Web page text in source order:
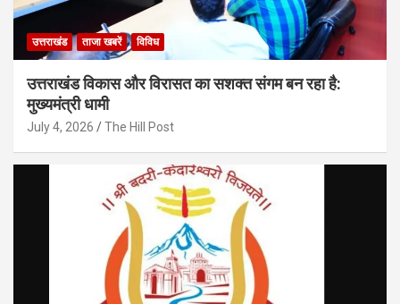
उत्तराखंड ताजा खबरें विविध
उत्तराखंड विकास और विरासत का सशक्त संगम बन रहा है:
मुख्यमंत्री धामी
July 4, 2026 The Hill Post